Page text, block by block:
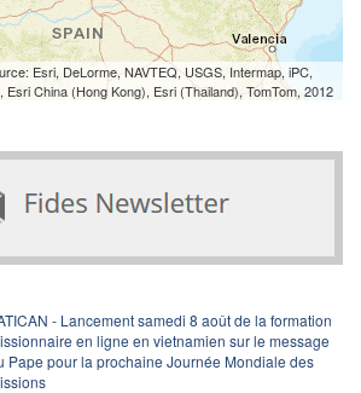
Esri, DeLorme, NAVTEQ, USGS, Intermap, iPC,
China (Hong Kong), Esri (Thailand), TomTom, 2012
- Lancement samedi 8 août de la formation
en ligne en vietnamien sur le message
Pape pour la prochaine Journée Mondiale des